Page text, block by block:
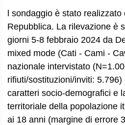
l sondaggio è stato
Repubblica. La rilevazione è
giorni 5-8 febbraio 2024 da
mixed mode (Cati - Cami -
nazionale intervistato
rifiuti/sostituzioni/inviti:
caratteri socio-demografici e
territoriale della popolazione
ai 18 anni (margine di errore